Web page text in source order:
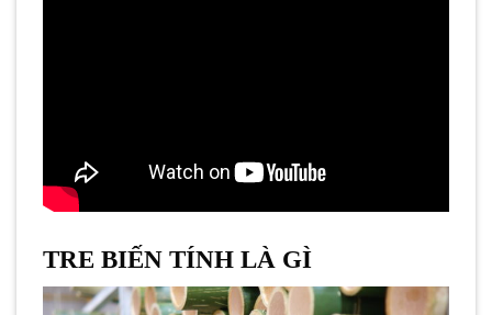
TRE BIẾN TÍNH LÀ GÌ